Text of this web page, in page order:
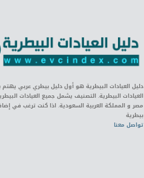
دليل العيادات البيطرية هو أول دليل بيطري عربي
العيادات البيطرية. التصنيف يشمل جميع العيادات
مصر و المملكة العربية السعودية. اذا كنت ترغب في
بيطرية
تواصل معنا